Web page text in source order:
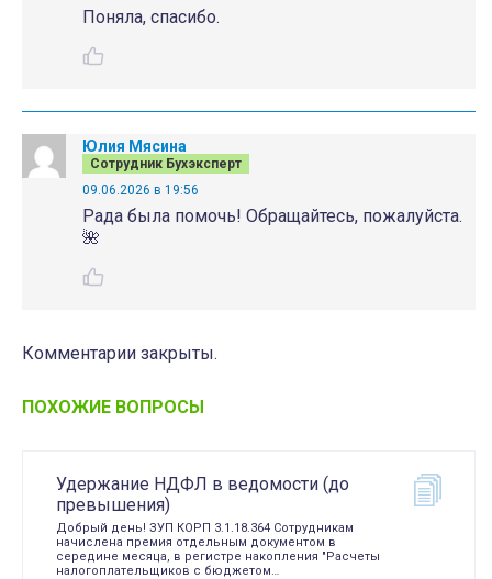
Поняла, спасибо.
Юлия Мясина
Сотрудник Бухэксперт
09.06.2026 в 19:56
Рада была помочь! Обращайтесь, пожалуйста.
🌺
Комментарии закрыты.
ПОХОЖИЕ ВОПРОСЫ
Удержание НДФЛ в ведомости (до
превышения)
Добрый день! ЗУП КОРП 3.1.18.364 Сотрудникам
начислена премия отдельным документом в
середине месяца, в регистре накопления "Расчеты
налогоплательщиков с бюджетом…